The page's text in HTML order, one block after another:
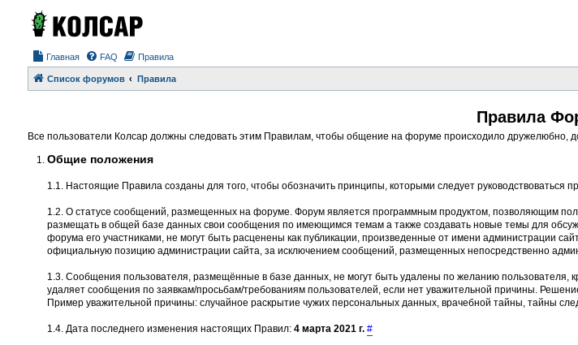
Главная FAQ Правила
Список форумов Правила
Правила
Все пользователи Колсар должны следовать этим Правилам, чтобы общение на форуме происходило дружелюбно,
Общие положения
1.1. Настоящие Правила созданы для того, чтобы обозначить принципы, которыми следует
1.2. О статусе сообщений, размещенных на форуме. Форум является программным продуктом, позволяющим
размещать в общей базе данных свои сообщения по имеющимся темам а также создавать новые темы для
форума его участниками, не могут быть расценены как публикации, произведенные от имени администрации
официальную позицию администрации сайта, за исключением сообщений, размещенных непосредственно
1.3. Сообщения пользователя, размещённые в базе данных, не могут быть удалены по желанию пользователя,
удаляет сообщения по заявкам/просьбам/требованиям пользователей, если нет уважительной причины.
Пример уважительной причины: случайное раскрытие чужих персональных данных, врачебной тайны, тайны
1.4. Дата последнего изменения настоящих Правил: 4 марта 2021 г. #